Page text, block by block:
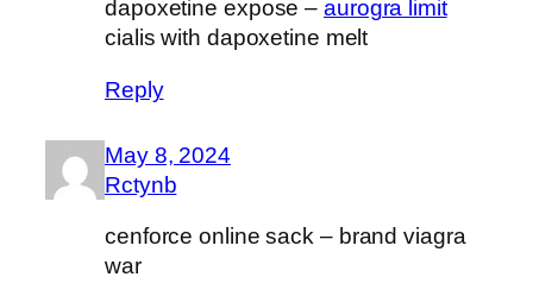
dapoxetine expose – aurogra limit
cialis with dapoxetine melt
Reply
May 8, 2024
Rctynb
cenforce online sack – brand viagra
war